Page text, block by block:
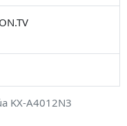
KX-A4012N3